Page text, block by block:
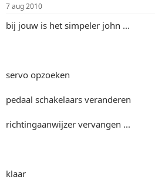
7 aug 2010
bij jouw is het simpeler john ...
servo opzoeken
pedaal schakelaars veranderen
richtingaanwijzer vervangen ...
klaar